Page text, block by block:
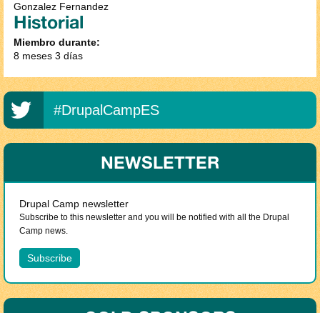
Gonzalez Fernandez
Historial
Miembro durante:
8 meses 3 días
#DrupalCampES
NEWSLETTER
Drupal Camp newsletter
Subscribe to this newsletter and you will be notified with all the Drupal
Camp news.